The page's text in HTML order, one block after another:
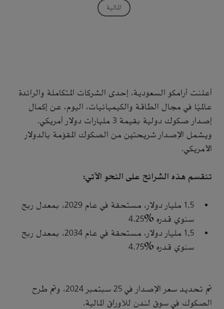
المالية
أعلنت أرامكو السعودية، إحدى الشركات المتكاملة والرائدة
عالميًا في مجال الطاقة والكيميائيات، اليوم، عن إكمال
إصدار صكوك دولية بقيمة 3 مليارات دولار أمريكي.
ويشمل الإصدار شريحتين من الصكوك المقوّمة بالدولار
الأمريكي.
تنقسم هذه الشرائح على النحو الآتي:
1,5 مليار دولار، مستحقة في عام 2029، بمعدل ربح
سنوي قدره %4.25
1,5 مليار دولار، مستحقة في عام 2034، بمعدل ربح
سنوي قدره %4.75
تم تحديد سعر الإصدار في 25 سبتمبر 2024، وتم طرح
الصكوك في سوق لندن للأوراق المالية.